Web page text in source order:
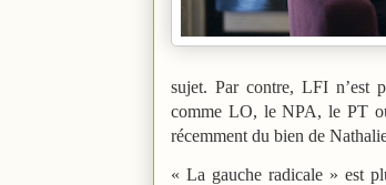
sujet. Par contre, LFI n’est
comme LO, le NPA, le PT
récemment du bien de
« La gauche radicale » est